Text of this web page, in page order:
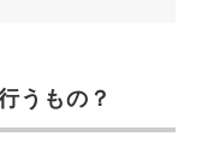
うもの？